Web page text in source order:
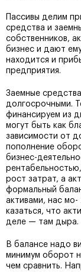
Пассивы делим
средства и
собственников,
бизнес и дают
находится и
предприятия.
Заемные
долгосрочными.
финансируем из
могут быть как
зависимости от
пополнение
бизнес-
рост затрат, а
формальный
активами, нас
казаться, что
деле — там дыра.
В балансе надо
минимум оборот
чем сравнить.